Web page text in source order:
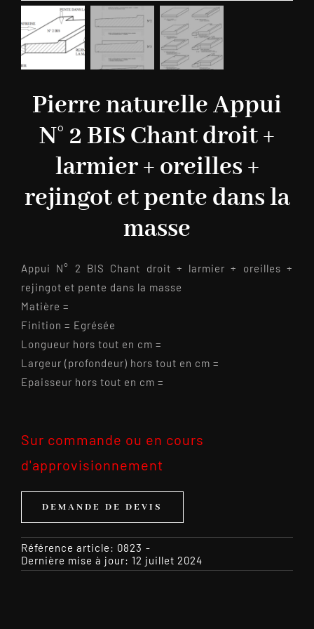
Pierre naturelle Appui
N° 2 BIS Chant droit +
larmier + oreilles +
rejingot et pente dans la
masse
Appui N° 2 BIS Chant droit + larmier + oreilles +
rejingot et pente dans la masse
Matière =
Finition = Egrésée
Longueur hors tout en cm =
Largeur (profondeur) hors tout en cm =
Epaisseur hors tout en cm =
Sur commande ou en cours
d'approvisionnement
DEMANDE DE DEVIS
Référence article: 0823 -
Dernière mise à jour: 12 juillet 2024